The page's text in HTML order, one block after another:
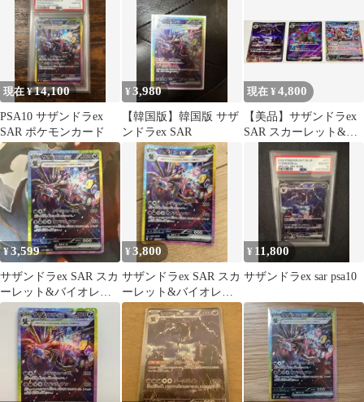
現在 ¥14,100
PSA10 サザンドラex
SAR ポケモンカード
¥3,980
【韓国版】韓国版 サザ
ンドラex SAR
現在 ¥4,800
【美品】サザンドラex
SAR スカーレット&バ
フレア
¥3,599
サザンドラex SAR スカ
ーレット&バイオレッ
ト 拡張パック 超電ブレ
イカー…
¥3,800
サザンドラex SAR スカ
ーレット&バイオレッ
ト 拡張パック 超電ブレ
イカー…
¥ 11,800
サザンドラex sar psa10